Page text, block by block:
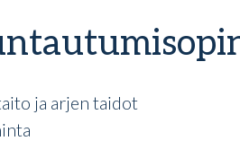
ja arjen taidot